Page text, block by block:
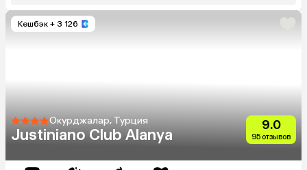
Кешбэк + 3 126
Окурджалар, Турция
Justiniano Club Alanya
9.0
95 отзывов